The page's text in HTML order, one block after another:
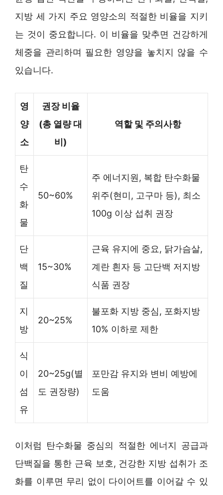
지방 세 가지 주요 영양소의 적절한 비율을 지키
는 것이 중요합니다. 이 비율을 맞추면 건강하게
체중을 관리하며 필요한 영양을 놓치지 않을 수
있습니다.
영
양
소
권장 비율
(총 열량 대
비)
역할 및 주의사항
탄
수
화
물
50~60%
주 에너지원, 복합 탄수화물
위주(현미, 고구마 등), 최소
100g 이상 섭취 권장
단
백
질
15~30%
근육 유지에 중요, 닭가슴살,
계란 흰자 등 고단백 저지방
식품 권장
지
방
20~25%
불포화 지방 중심, 포화지방
10% 이하로 제한
식
이
섬
유
20~25g(별
도 권장량)
포만감 유지와 변비 예방에
도움
이처럼 탄수화물 중심의 적절한 에너지 공급과
단백질을 통한 근육 보호, 건강한 지방 섭취가 조
화를 이루면 무리 없이 다이어트를 이어갈 수 있